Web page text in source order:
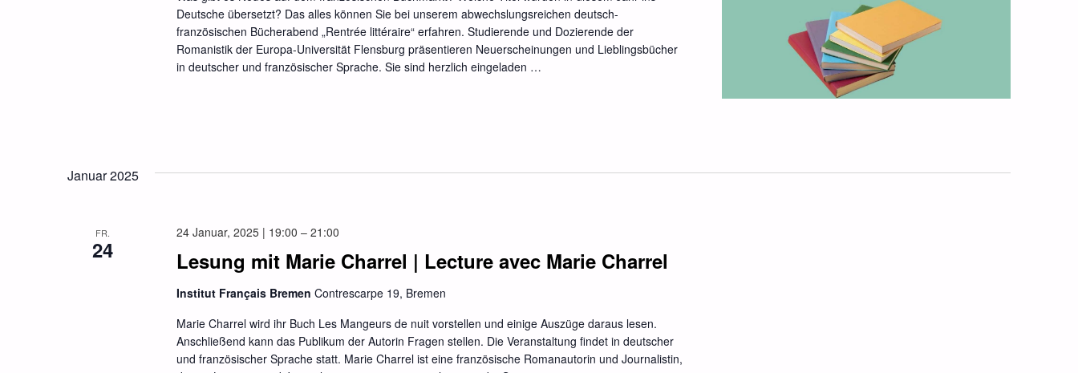
Deutsche übersetzt? Das alles können Sie bei unserem abwechslungsreichen deutsch-
französischen Bücherabend „Rentrée littéraire“ erfahren. Studierende und Dozierende der
Romanistik der Europa-Universität Flensburg präsentieren Neuerscheinungen und Lieblingsbücher
in deutscher und französischer Sprache. Sie sind herzlich eingeladen …
Januar 2025
FR.
24 Lesung mit Marie Charrel | Lecture avec Marie Charrel
24 Januar, 2025 | 19:00 – 21:00
Institut Français Bremen Contrescarpe 19, Bremen
Marie Charrel wird ihr Buch Les Mangeurs de nuit vorstellen und einige Auszüge daraus lesen.
Anschließend kann das Publikum der Autorin Fragen stellen. Die Veranstaltung findet in deutscher
und französischer Sprache statt. Marie Charrel ist eine französische Romanautorin und Journalistin,